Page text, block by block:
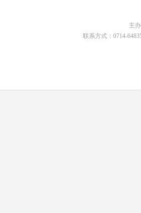
主
联系方式：0714-